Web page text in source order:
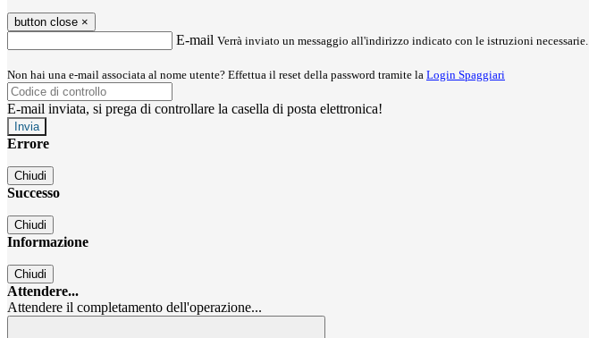
button close ×
E-mail Verrà inviato un messaggio all'indirizzo indicato con le istruzioni necessarie.
Non hai una e-mail associata al nome utente? Effettua il reset della password tramite la Login Spaggiari
E-mail inviata, si prega di controllare la casella di posta elettronica!
Errore
Chiudi
Successo
Chiudi
Informazione
Chiudi
Attendere...
Attendere il completamento dell'operazione...